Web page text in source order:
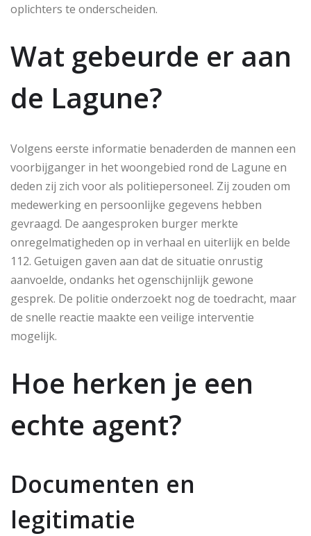
oplichters te onderscheiden.
Wat gebeurde er aan
de Lagune?
Volgens eerste informatie benaderden de mannen een
voorbijganger in het woongebied rond de Lagune en
deden zij zich voor als politiepersoneel. Zij zouden om
medewerking en persoonlijke gegevens hebben
gevraagd. De aangesproken burger merkte
onregelmatigheden op in verhaal en uiterlijk en belde
112. Getuigen gaven aan dat de situatie onrustig
aanvoelde, ondanks het ogenschijnlijk gewone
gesprek. De politie onderzoekt nog de toedracht, maar
de snelle reactie maakte een veilige interventie
mogelijk.
Hoe herken je een
echte agent?
Documenten en
legitimatie